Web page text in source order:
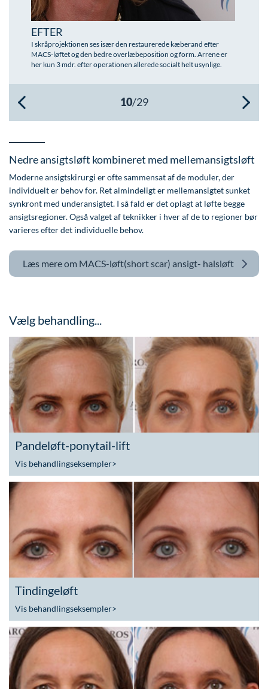
Øre-næse-hals
EFTER
I skråprojektionen ses især den restaurerede kæberand efter
MACS-løftet og den bedre overlæbeposition og form. Arrene er
her kun 3 mdr. efter operationen allerede socialt helt usynlige.
Nedre ansigtsløft kombineret med mellemansigtsløft
Moderne ansigtskirurgi er ofte sammensat af de moduler, der
individuelt er behov for. Ret almindeligt er mellemansigtet sunket
synkront med underansigtet. I så fald er det oplagt at løfte begge
ansigtsregioner. Også valget af teknikker i hver af de to regioner bør
varieres efter det individuelle behov.
Læs mere om MACS-løft(short scar) ansigt- halsløft
Vælg behandling...
Pandeløft-ponytail-lift
Vis behandlingseksempler>
Tindingeløft
Vis behandlingseksempler>